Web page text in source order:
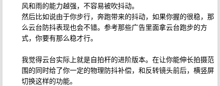
风和雨的能力越强，不容易被吹抖动。
然后比如说由于你步行，奔跑带来的抖动，如果你握的很稳，那
么云台防抖表现也会不错。参考那些广告里面拿云台跑步的方
式，你要有那么稳才行。
我觉得云台实际上就是自拍杆的进阶版本。在让你能伸长拍摄范
围的同时给了你一定的物理防抖补偿，和反转镜头前后，横竖屏
切换这样的功能。